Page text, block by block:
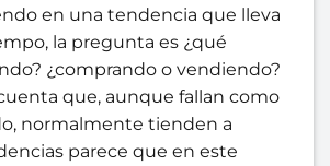
en una tendencia que lleva
la pregunta es ¿qué
¿comprando o vendiendo?
que, aunque fallan como
normalmente tienden a
parece que en este